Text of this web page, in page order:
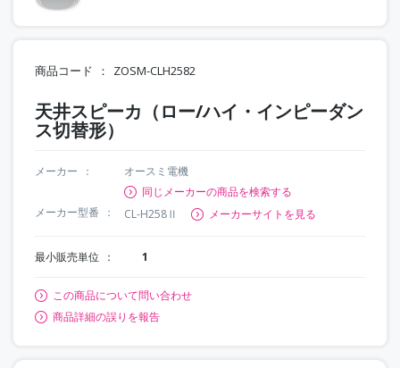
商品コード ZOSM-CLH2582
天井スピーカ（ロー/ハイ・インピーダン
ス切替形）
メーカー
オースミ電機
同じメーカーの商品を検索する
メーカー型番
CL-H258Ⅱ メーカーサイトを見る
最小販売単位 1
この商品について問い合わせ
商品詳細の誤りを報告